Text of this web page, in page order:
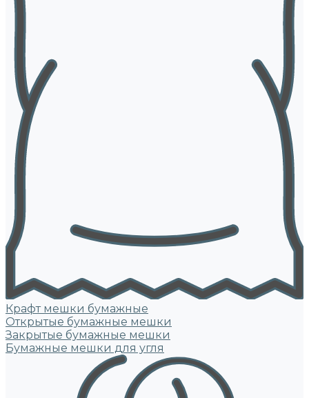
Крафт мешки бумажные
Открытые бумажные мешки
Закрытые бумажные мешки
Бумажные мешки для угля